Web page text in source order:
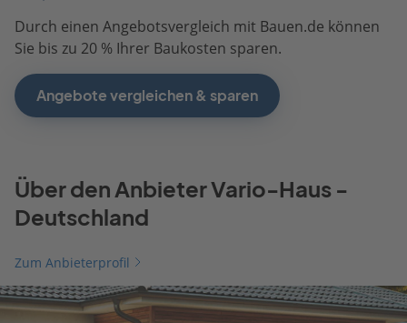
Durch einen Angebotsvergleich mit Bauen.de können
Sie bis zu 20 % Ihrer Baukosten sparen.
Angebote vergleichen & sparen
Über den Anbieter Vario-Haus -
Deutschland
Zum Anbieterprofil